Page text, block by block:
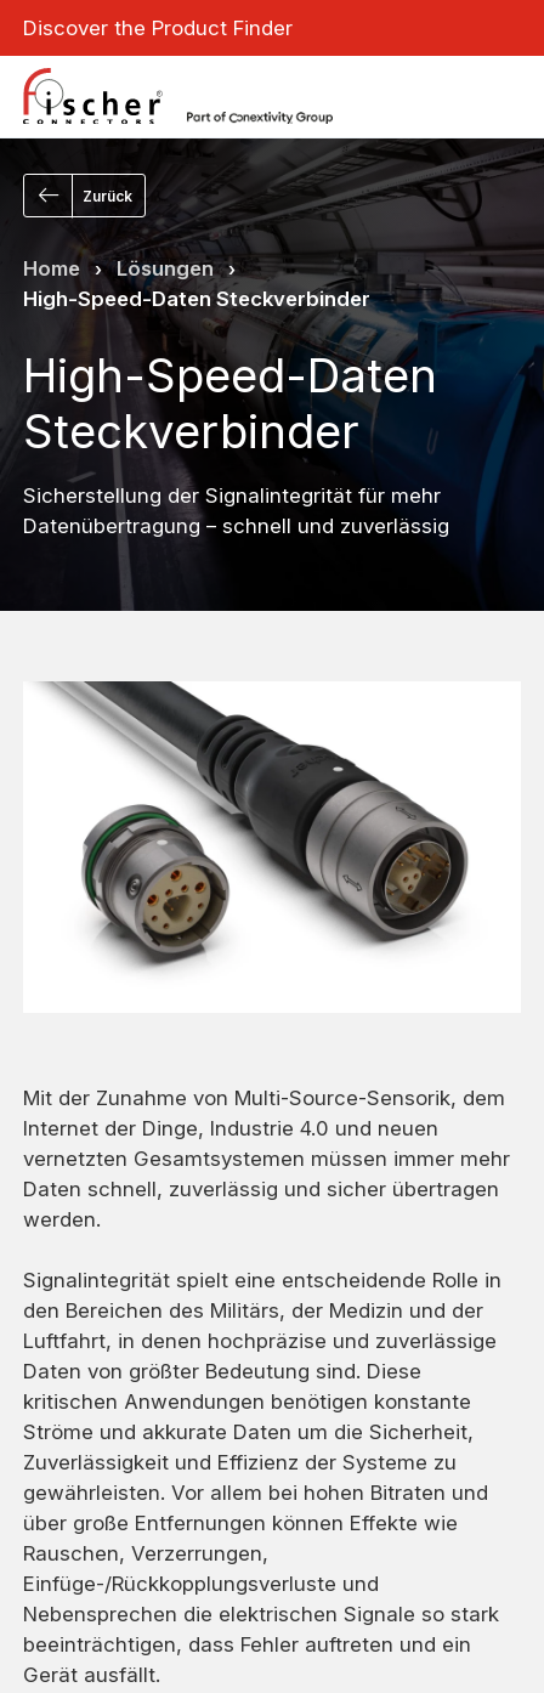
Discover the Product Finder
Zurück
Home ›Lösungen›
High-Speed-Daten Steckverbinder
High-Speed-Daten
Steckverbinder
Sicherstellung der Signalintegrität für mehr
Datenübertragung – schnell und zuverlässig
Mit der Zunahme von Multi-Source-Sensorik, dem
Internet der Dinge, Industrie 4.0 und neuen
vernetzten Gesamtsystemen müssen immer mehr
Daten schnell, zuverlässig und sicher übertragen
werden.
Signalintegrität spielt eine entscheidende Rolle in
den Bereichen des Militärs, der Medizin und der
Luftfahrt, in denen hochpräzise und zuverlässige
Daten von größter Bedeutung sind. Diese
kritischen Anwendungen benötigen konstante
Ströme und akkurate Daten um die Sicherheit,
Zuverlässigkeit und Effizienz der Systeme zu
gewährleisten. Vor allem bei hohen Bitraten und
über große Entfernungen können Effekte wie
Rauschen, Verzerrungen,
Einfüge-/Rückkopplungsverluste und
Nebensprechen die elektrischen Signale so stark
beeinträchtigen, dass Fehler auftreten und ein
Gerät ausfällt.